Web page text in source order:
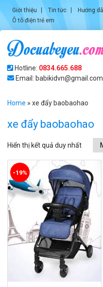
Giới thiệu Tin tức Hướng
Ô tô điện trẻ em
Hotline: 0834.665.688
Email: babikidvn@gmail.com
Home » xe đẩy baobaohao
xe đẩy baobaohao
Hiển thị kết quả duy nhất
-19%